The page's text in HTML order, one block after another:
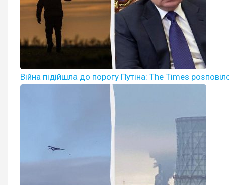
Війна підійшла до порогу Путіна: The Times